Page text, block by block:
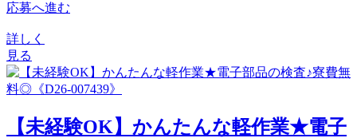
応募へ進む
詳しく
見る
【未経験OK】かんたんな軽作業★電子